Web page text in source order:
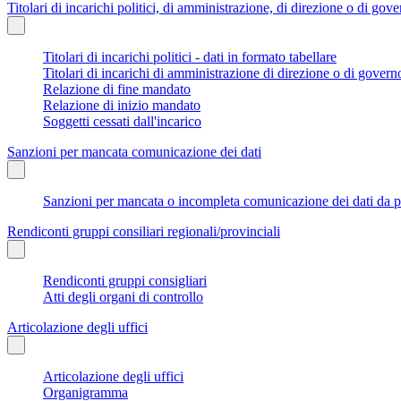
Titolari di incarichi politici, di amministrazione, di direzione o di
Titolari di incarichi politici - dati in formato tabellare
Titolari di incarichi di amministrazione di direzione o di
Relazione di fine mandato
Relazione di inizio mandato
Soggetti cessati dall'incarico
Sanzioni per mancata comunicazione dei dati
Sanzioni per mancata o incompleta comunicazione dei dati
Rendiconti gruppi consiliari regionali/provinciali
Rendiconti gruppi consigliari
Atti degli organi di controllo
Articolazione degli uffici
Articolazione degli uffici
Organigramma